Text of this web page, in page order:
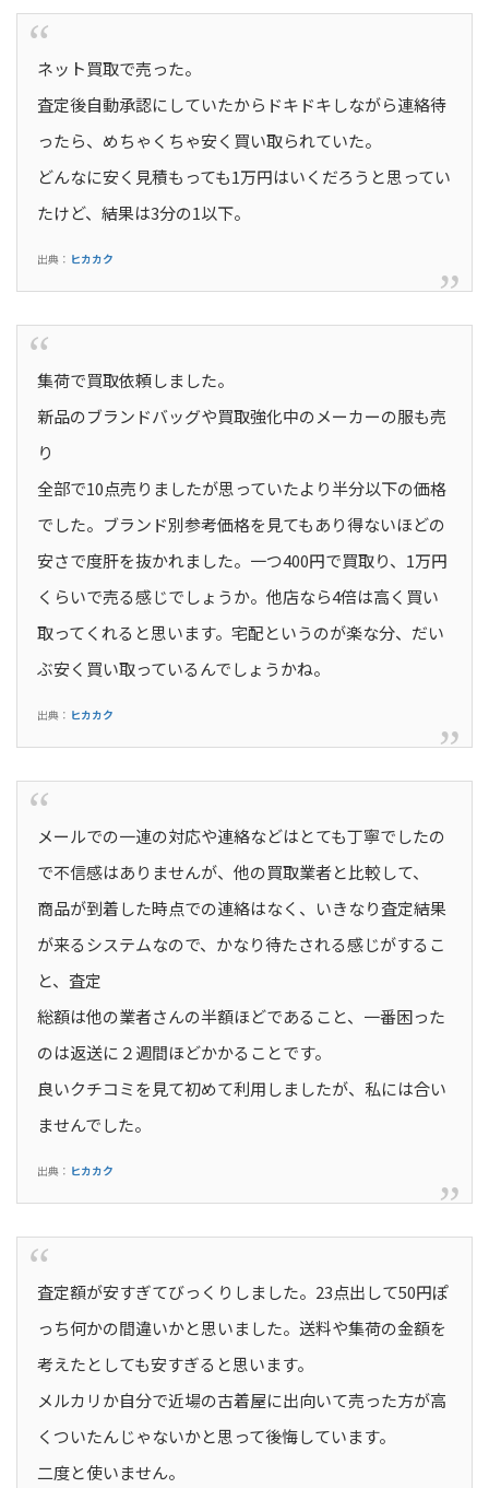
ネット買取で売った。
査定後自動承認にしていたからドキドキしながら連絡待
ったら、めちゃくちゃ安く買い取られていた。
どんなに安く見積もっても1万円はいくだろうと思ってい
たけど、結果は3分の1以下。
出典： ヒカカク
集荷で買取依頼しました。
新品のブランドバッグや買取強化中のメーカーの服も売
り
全部で10点売りましたが思っていたより半分以下の価格
でした。ブランド別参考価格を見てもあり得ないほどの
安さで度肝を抜かれました。一つ400円で買取り、1万円
くらいで売る感じでしょうか。他店なら4倍は高く買い
取ってくれると思います。宅配というのが楽な分、だい
ぶ安く買い取っているんでしょうかね。
出典： ヒカカク
メールでの一連の対応や連絡などはとても丁寧でしたの
で不信感はありませんが、他の買取業者と比較して、
商品が到着した時点での連絡はなく、いきなり査定結果
が来るシステムなので、かなり待たされる感じがするこ
と、査定
総額は他の業者さんの半額ほどであること、一番困った
のは返送に２週間ほどかかることです。
良いクチコミを見て初めて利用しましたが、私には合い
ませんでした。
出典： ヒカカク
査定額が安すぎてびっくりしました。23点出して50円ぽ
っち何かの間違いかと思いました。送料や集荷の金額を
考えたとしても安すぎると思います。
メルカリか自分で近場の古着屋に出向いて売った方が高
くついたんじゃないかと思って後悔しています。
二度と使いません。